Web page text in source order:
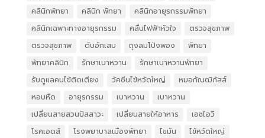
คลินิกพัทยา
คลินิก พัทยา
คลินิกอายุรกรรมพัทยา
คลินิกเฉพาะทางอายุรกรรม
คลื่นไฟฟ้าหัวใจ
ตรวจสุขภาพ
ตรวจสุขภาพ
ตับอักเสบ ถุงลมโป่งพอง
พัทยา
พัทยาคลินิก
รักษาเบาหวาน
รักษาเบาหวานพัทยา
รับดูแลคนไข้ติดเตียง
วัคซีนไข้หวัดใหญ่
หมอกัณฒิภัสส์
หอบหืด
อายุรกรรม เบาหวาน
เบาหวาน
เปลี่ยนสายสวนปัสสาวะ
เปลี่ยนสายให้อาหาร
เอชไอวี
โรคเอดส์
โรงพยาบาลเมืองพัทยา ไขมัน
ไข้หวัดใหญ่